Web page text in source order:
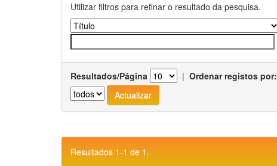
Utilizar filtros para refinar o resultado da pesquisa.
Resultados/Página | Ordenar registos por:
Resultados 1-1 de 1.